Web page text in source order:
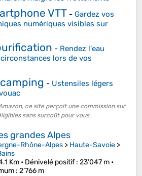
VTT - Gardez vos
numériques visibles sur
- Rendez l'eau
lors de vos
- Ustensiles légers
ce site perçoit une commission sur
sans surcoût pour vous.
grandes Alpes
Rhône-Alpes > Haute-Savoie >
Km • Dénivelé positif: 23’047 m •
: 2’766 m